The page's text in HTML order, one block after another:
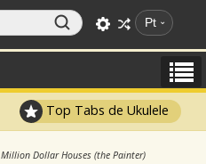
Pt
Top Tabs de Ukulele
Million Dollar Houses (the Painter)